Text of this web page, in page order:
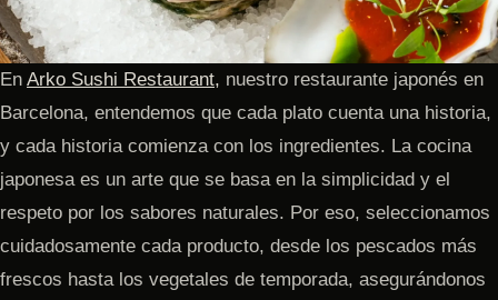
En Arko Sushi Restaurant, nuestro restaurante japonés en
Barcelona, entendemos que cada plato cuenta una historia,
y cada historia comienza con los ingredientes. La cocina
japonesa es un arte que se basa en la simplicidad y el
respeto por los sabores naturales. Por eso, seleccionamos
cuidadosamente cada producto, desde los pescados más
frescos hasta los vegetales de temporada, asegurándonos